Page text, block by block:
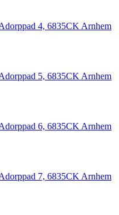
4, 6835CK Arnhem
5, 6835CK Arnhem
6, 6835CK Arnhem
7, 6835CK Arnhem